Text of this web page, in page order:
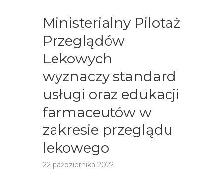
Ministerialny Pilotaż
Przeglądów
Lekowych
wyznaczy standard
usługi oraz edukacji
farmaceutów w
zakresie przeglądu
lekowego
22 października 2022